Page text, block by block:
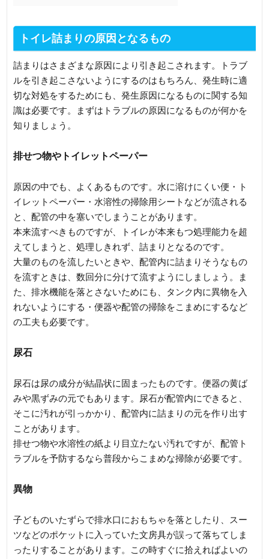
トイレ詰まりの原因となるもの
詰まりはさまざまな原因により引き起こされます。トラブ
ルを引き起こさないようにするのはもちろん、発生時に適
切な対処をするためにも、発生原因になるものに関する知
識は必要です。まずはトラブルの原因になるものが何かを
知りましょう。
排せつ物やトイレットペーパー
原因の中でも、よくあるものです。水に溶けにくい便・ト
イレットペーパー・水溶性の掃除用シートなどが流される
と、配管の中を塞いでしまうことがあります。
本来流すべきものですが、トイレが本来もつ処理能力を超
えてしまうと、処理しきれず、詰まりとなるのです。
大量のものを流したいときや、配管内に詰まりそうなもの
を流すときは、数回分に分けて流すようにしましょう。ま
た、排水機能を落とさないためにも、タンク内に異物を入
れないようにする・便器や配管の掃除をこまめにするなど
の工夫も必要です。
尿石
尿石は尿の成分が結晶状に固まったものです。便器の黄ば
みや黒ずみの元でもあります。尿石が配管内にできると、
そこに汚れが引っかかり、配管内に詰まりの元を作り出す
ことがあります。
排せつ物や水溶性の紙より目立たない汚れですが、配管ト
ラブルを予防するなら普段からこまめな掃除が必要です。
異物
子どものいたずらで排水口におもちゃを落としたり、スー
ツなどのポケットに入っていた文房具が誤って落ちてしま
ったりすることがあります。この時すぐに拾えればよいの